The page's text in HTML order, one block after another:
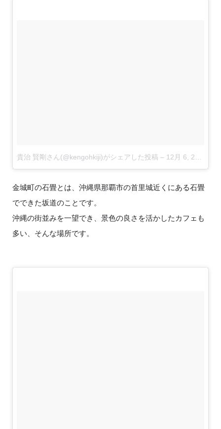
貴治 賢剛さん(@kengohkiji)がシェアした投稿 – 12月 6, 2017 at 1:33午前 PST
金城町の石畳とは、沖縄県那覇市の首里城近くにある石畳
でできた坂道のことです。
沖縄の街並みを一望でき、景色の良さを活かしたカフェも
多い、そんな場所です。